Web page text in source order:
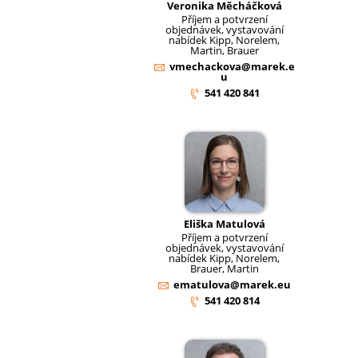
Veronika Měcháčková
Příjem a potvrzení
objednávek, vystavování
nabídek Kipp, Norelem,
Martin, Brauer
vmechackova@marek.e
u
541 420 841
Eliška Matulová
Příjem a potvrzení
objednávek, vystavování
nabídek Kipp, Norelem,
Brauer, Martin
ematulova@marek.eu
541 420 814